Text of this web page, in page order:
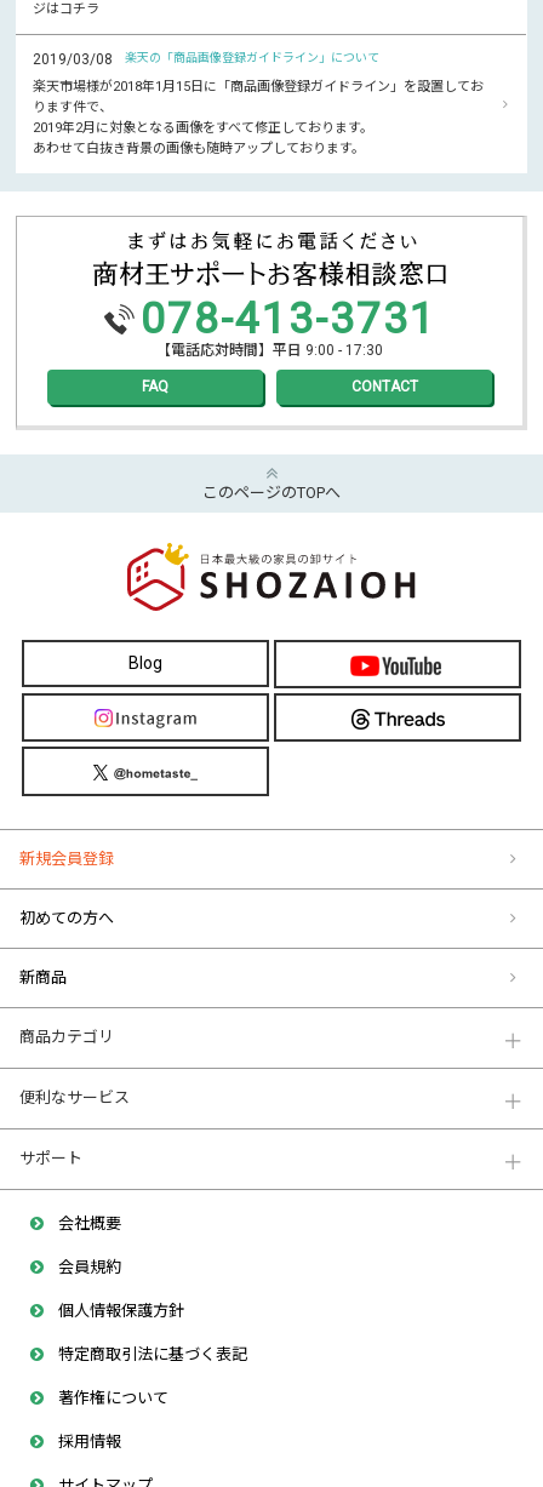
ジはコチラ
2019/03/08 楽天の「商品画像登録ガイドライン」について
楽天市場様が2018年1月15日に「商品画像登録ガイドライン」を設置してお
ります件で、
2019年2月に対象となる画像をすべて修正しております。
あわせて白抜き背景の画像も随時アップしております。
078-413-3731
【電話応対時間】平日 9:00 - 17:30
FAQ CONTACT
このページのTOPへ
Blog
新規会員登録
初めての方へ
新商品
商品カテゴリ
便利なサービス
サポート
会社概要
会員規約
個人情報保護方針
特定商取引法に基づく表記
著作権について
採用情報